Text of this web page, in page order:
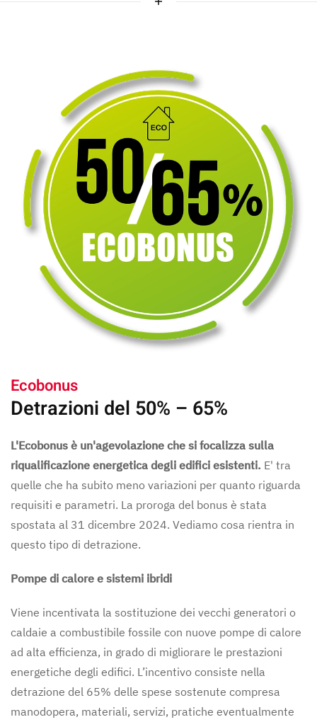
Ecobonus
Detrazioni del 50% – 65%
L'Ecobonus è un'agevolazione che si focalizza sulla
riqualificazione energetica degli edifici esistenti. E' tra
quelle che ha subito meno variazioni per quanto riguarda
requisiti e parametri. La proroga del bonus è stata
spostata al 31 dicembre 2024. Vediamo cosa rientra in
questo tipo di detrazione.
Pompe di calore e sistemi ibridi
Viene incentivata la sostituzione dei vecchi generatori o
caldaie a combustibile fossile con nuove pompe di calore
ad alta efficienza, in grado di migliorare le prestazioni
energetiche degli edifici. L’incentivo consiste nella
detrazione del 65% delle spese sostenute compresa
manodopera, materiali, servizi, pratiche eventualmente